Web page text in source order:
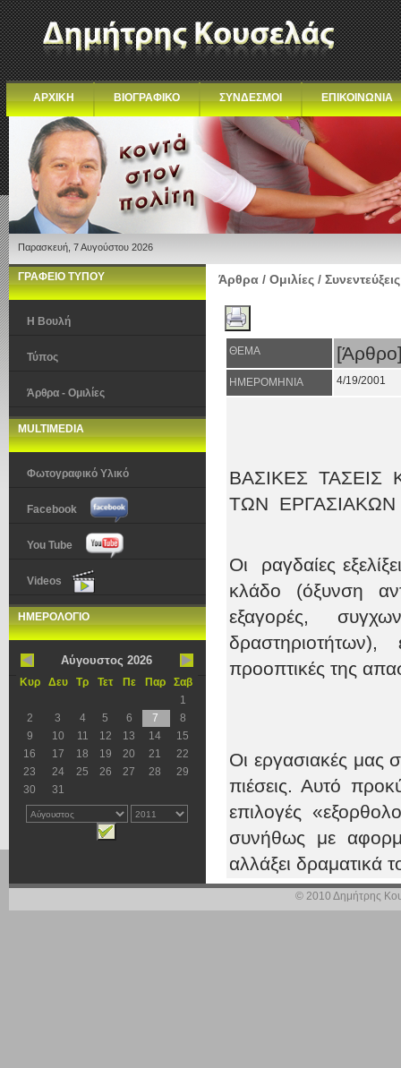
ΑΡΧΙΚΗ ΒΙΟΓΡΑΦΙΚΟ ΣΥΝΔΕΣΜΟΙ ΕΠΙΚΟΙΝΩΝΙΑ
Παρασκευή, 7 Αυγούστου 2026
ΓΡΑΦΕΙΟ ΤΥΠΟΥ
Η Βουλή
Τύπος
Άρθρα - Ομιλίες
MULTIMEDIA
Φωτογραφικό Υλικό
Facebook
You Tube
Videos
ΗΜΕΡΟΛΟΓΙΟ
Αύγουστος 2026
Κυρ Δευ Τρ Τετ Πε Παρ
Σαβ
1
2
3 4 5 6 7
8
9
10 11 12 13 14
15
16
17 18 19 20 21
22
23
24 25 26 27 28
29
30
31
Άρθρα / Ομιλίες / Συνεντεύξεις
ΘΕΜΑ
ΗΜΕΡΟΜΗΝΙΑ 4/19/2001
ΒΑΣΙΚΕΣ ΤΑΣΕΙΣ
ΤΩΝ
Οι ραγδαίες
κλάδο (όξυνση
εξαγορές,
προοπτικές της
Οι εργασιακές μας
πιέσεις. Αυτό
επιλογές
συνήθως με
αλλάξει δραματικά
© 2010 Δημήτρης